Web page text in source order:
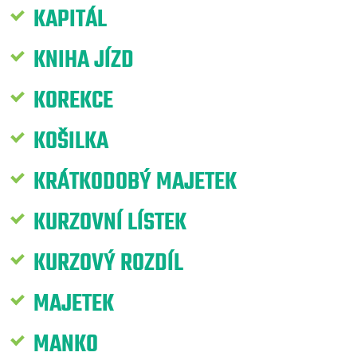
KAPITÁL
KNIHA JÍZD
KOREKCE
KOŠILKA
KRÁTKODOBÝ MAJETEK
KURZOVNÍ LÍSTEK
KURZOVÝ ROZDÍL
MAJETEK
MANKO